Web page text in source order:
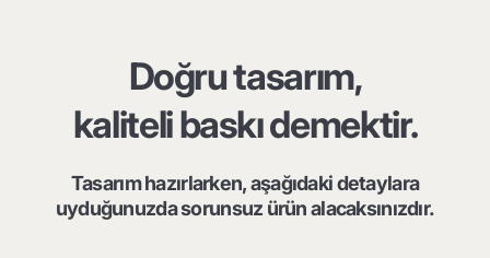
Doğru tasarım,
kaliteli baskı demektir.
Tasarım hazırlarken, aşağıdaki detaylara
uyduğunuzda sorunsuz ürün alacaksınızdır.